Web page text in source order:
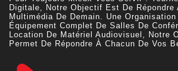
Digitale, Notre Objectif Est De Répondre
Multimédia De Demain. Une Organisation
Équipement Complet De Salles De
Location De Matériel Audiovisuel, Notre
Permet De Répondre À Chacun De Vos